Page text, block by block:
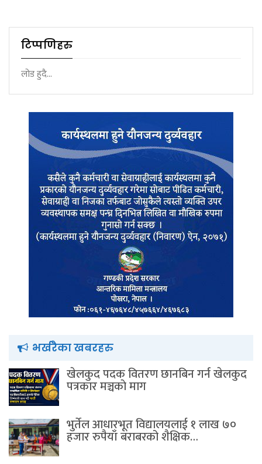
टिप्पणिहरु
लोड हुदै...
भर्खरैका खबरहरु
खेलकुद पदक वितरण छानबिन गर्न खेलकुद
पत्रकार मञ्चकाे माग
भुर्तेल आधारभूत विद्यालयलाई १ लाख ७०
हजार रुपैयाँ बराबरको शैक्षिक…